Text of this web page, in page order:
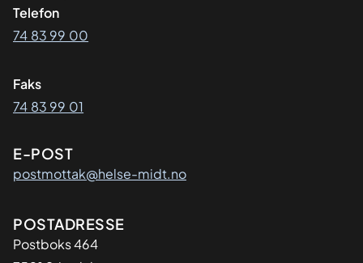
Telefon
74 83 99 00
Faks
74 83 99 01
E-POST
postmottak@helse-midt.no
Adresse
POSTADRESSE
Postboks 464